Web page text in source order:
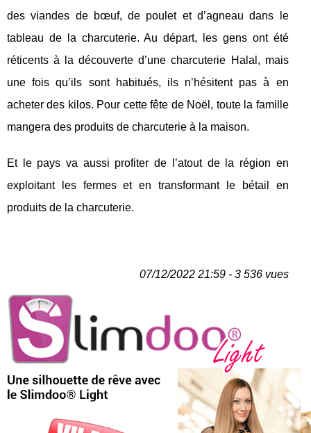
des viandes de bœuf, de poulet et d’agneau dans le
tableau de la charcuterie. Au départ, les gens ont été
réticents à la découverte d’une charcuterie Halal, mais
une fois qu’ils sont habitués, ils n’hésitent pas à en
acheter des kilos. Pour cette fête de Noël, toute la famille
mangera des produits de charcuterie à la maison.
Et le pays va aussi profiter de l’atout de la région en
exploitant les fermes et en transformant le bétail en
produits de la charcuterie.
07/12/2022 21:59 - 3 536 vues